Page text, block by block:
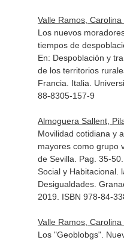
Valle Ramos, Carolina
Los nuevos
tiempos de
En: Despoblación y
de los territorios
Francia . Italia.
88-8305-157-9
Almoguera Sallent,
Movilidad cotidiana y
mayores como grupo
de Sevilla. Pag. 35-50.
Social y Habitacional.
Desigualdades.
2019. ISBN 978-84-
Valle Ramos, Carolina
Los "Geoblobgs".